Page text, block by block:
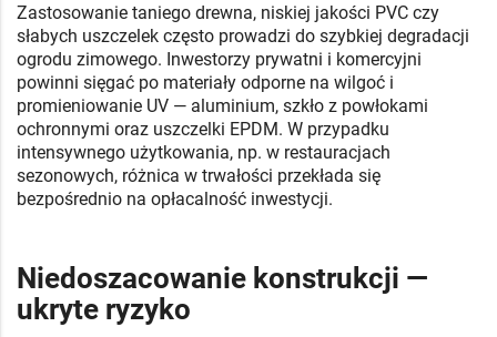
Zastosowanie taniego drewna, niskiej jakości PVC czy
słabych uszczelek często prowadzi do szybkiej degradacji
ogrodu zimowego. Inwestorzy prywatni i komercyjni
powinni sięgać po materiały odporne na wilgoć i
promieniowanie UV — aluminium, szkło z powłokami
ochronnymi oraz uszczelki EPDM. W przypadku
intensywnego użytkowania, np. w restauracjach
sezonowych, różnica w trwałości przekłada się
bezpośrednio na opłacalność inwestycji.
Niedoszacowanie konstrukcji —
ukryte ryzyko